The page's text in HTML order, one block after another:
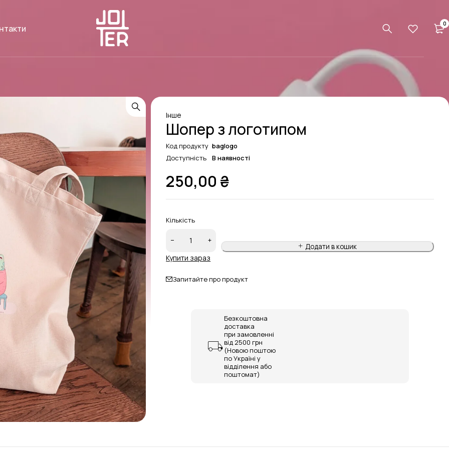
0
Інше
Шопер з логотипом
Код продукту baglogo
Доступність
В наявності
250,00 ₴
Кількість
Додати в кошик
Купити зараз
Запитайте про продукт
Безкоштовна
доставка
при замовленні
від 2500 грн
(Новою поштою
по Україні у
відділення або
поштомат)